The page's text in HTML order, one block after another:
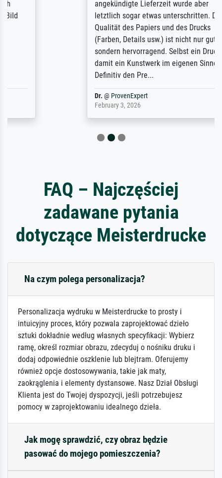
angekündigte Lieferzeit wurde aber
letztlich sogar etwas unterschritten. Die
Qualität des Papiers und des Drucks
(Farben, Details usw.) ist nicht nur gut,
sondern hervorragend. Selbst ein Druck ist
damit ein Kunstwerk im eigenen Sinne.
Definitiv den Pre...
FAQ – Najczęściej
zadawane pytania
dotyczące Meisterdrucke
Na czym polega personalizacja?
Personalizacja wydruku w Meisterdrucke to prosty i
intuicyjny proces, który pozwala zaprojektować dzieło
sztuki dokładnie według własnych specyfikacji: Wybierz
ramę, określ rozmiar obrazu, zdecyduj o nośniku druku i
dodaj odpowiednie oszklenie lub blejtram. Oferujemy
również opcje dostosowywania, takie jak maty,
zaokrąglenia i elementy dystansowe. Nasz Dział Obsługi
Klienta jest do Twojej dyspozycji, jeśli potrzebujesz
pomocy w zaprojektowaniu idealnego dzieła.
Jak mogę sprawdzić, czy obraz będzie
pasować do mojego pomieszczenia?